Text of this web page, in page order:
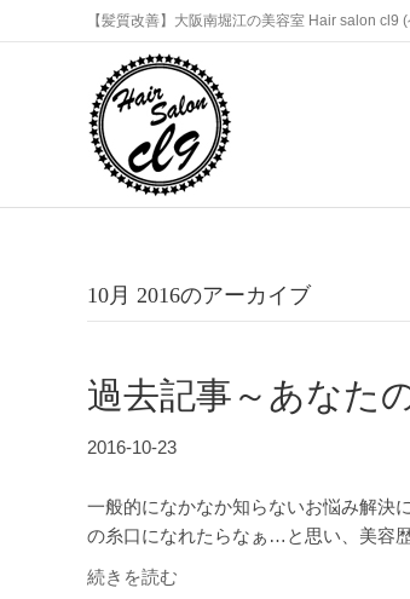
【髪質改善】大阪南堀江の美容室 Hair salon cl9
10月 2016のアーカイブ
過去記事～あなた
2016-10-23
一般的になかなか知らないお悩み解決
の糸口になれたらなぁ…と思い、美容
続きを読む